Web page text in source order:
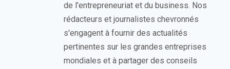
de l'entrepreneuriat et du business. Nos
rédacteurs et journalistes chevronnés
s'engagent à fournir des actualités
pertinentes sur les grandes entreprises
mondiales et à partager des conseils